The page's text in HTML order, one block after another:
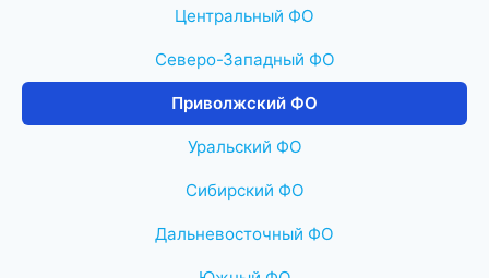
Центральный ФО
Северо-Западный ФО
Приволжский ФО
Уральский ФО
Сибирский ФО
Дальневосточный ФО